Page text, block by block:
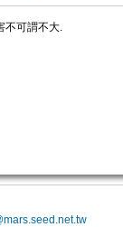
不可謂不大.